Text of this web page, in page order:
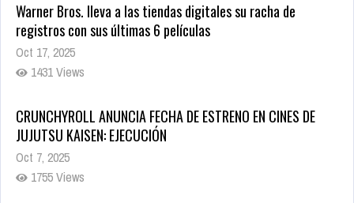
Warner Bros. lleva a las tiendas digitales su racha de
registros con sus últimas 6 películas
Oct 17, 2025
1431 Views
CRUNCHYROLL ANUNCIA FECHA DE ESTRENO EN CINES DE
JUJUTSU KAISEN: EJECUCIÓN
Oct 7, 2025
1755 Views